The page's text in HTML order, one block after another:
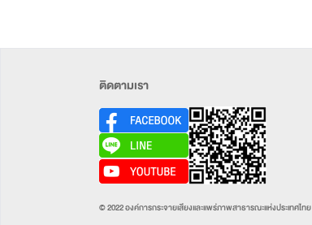
ติดตามเรา
© 2022 องค์การกระจายเสียงและแพร่ภาพสาธารณะแห่งประเทศไทย